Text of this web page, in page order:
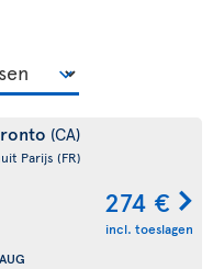
(CA)
Parijs (FR)
274 €
incl. toeslagen